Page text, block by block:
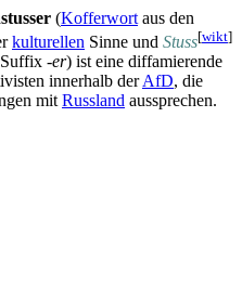
(Kofferwort aus den
kulturellen Sinne und Stuss[wikt]
-er) ist eine diffamierende
innerhalb derAfD, die
mit Russland aussprechen.